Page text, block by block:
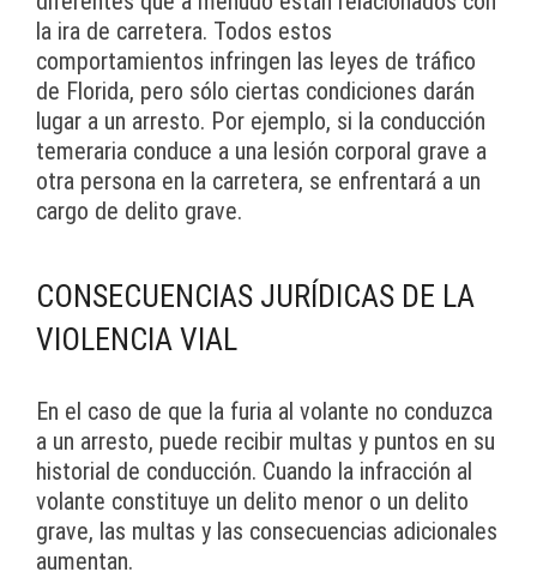
la ira de carretera. Todos estos
comportamientos infringen las leyes de tráfico
de Florida, pero sólo ciertas condiciones darán
lugar a un arresto. Por ejemplo, si la conducción
temeraria conduce a una lesión corporal grave a
otra persona en la carretera, se enfrentará a un
cargo de delito grave.
CONSECUENCIAS JURÍDICAS DE LA
VIOLENCIA VIAL
En el caso de que la furia al volante no conduzca
a un arresto, puede recibir multas y puntos en su
historial de conducción. Cuando la infracción al
volante constituye un delito menor o un delito
grave, las multas y las consecuencias adicionales
aumentan.